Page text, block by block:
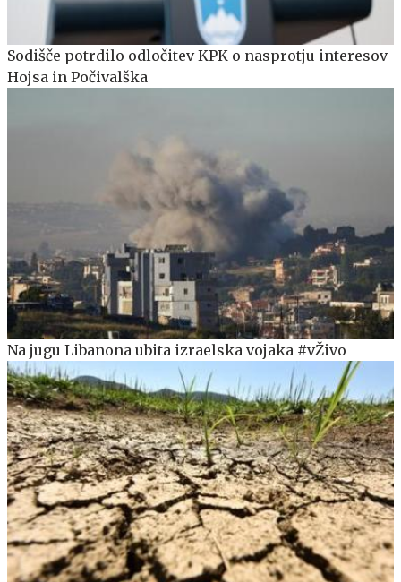
Sodišče potrdilo odločitev KPK o nasprotju interesov
Hojsa in Počivalška
Na jugu Libanona ubita izraelska vojaka #vŽivo